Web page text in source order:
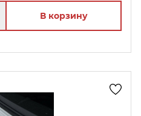
В корзину